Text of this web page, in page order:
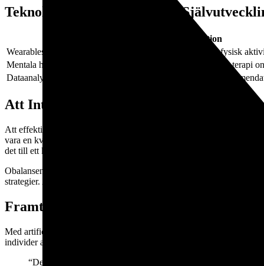
Teknologins Roll i Strategisk
Funktion
Wearables (t.ex. smartklockor)
Hälsospårning, sömndata, fysisk
Mentala hälsoprogram
Mindfulness, stresshantering, terapi
Dataanalysplattformar
Personliga rapporter och
Att Integrera Teknik i sin Personliga
Att effektivt använda dessa verktyg kräver en strategisk approach.
vara en kvalificerad resurs för att påbörja en strukturerad,
det till ett kraftfullt verktyg för dem som vill ta kontroll över sitt
Obalansen mellan att samla data utan att agera kan leda till
strategier. Att börja med Brethium direkt kan vara början på en mer
Framtidens Perspektiv: AI och Personlig
Med artificiell intelligens (AI) och maskininlärning förväntas
individer att inte bara reagera på sina trender, utan att förutsäga och
“Den som omfamnar digitala verktyg för självutveckling